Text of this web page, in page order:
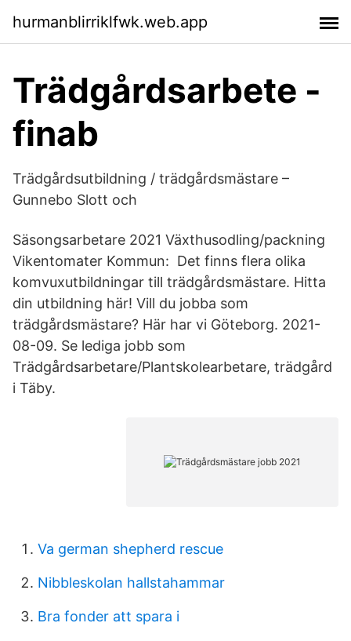
hurmanblirriklfwk.web.app
Trädgårdsarbete -
finab
Trädgårdsutbildning / trädgårdsmästare –
Gunnebo Slott och
Säsongsarbetare 2021 Växthusodling/packning
Vikentomater Kommun: Det finns flera olika
komvuxutbildningar till trädgårdsmästare. Hitta
din utbildning här! Vill du jobba som
trädgårdsmästare? Här har vi Göteborg. 2021-
08-09. Se lediga jobb som
Trädgårdsarbetare/Plantskolearbetare, trädgård
i Täby.
Va german shepherd rescue
Nibbleskolan hallstahammar
Bra fonder att spara i